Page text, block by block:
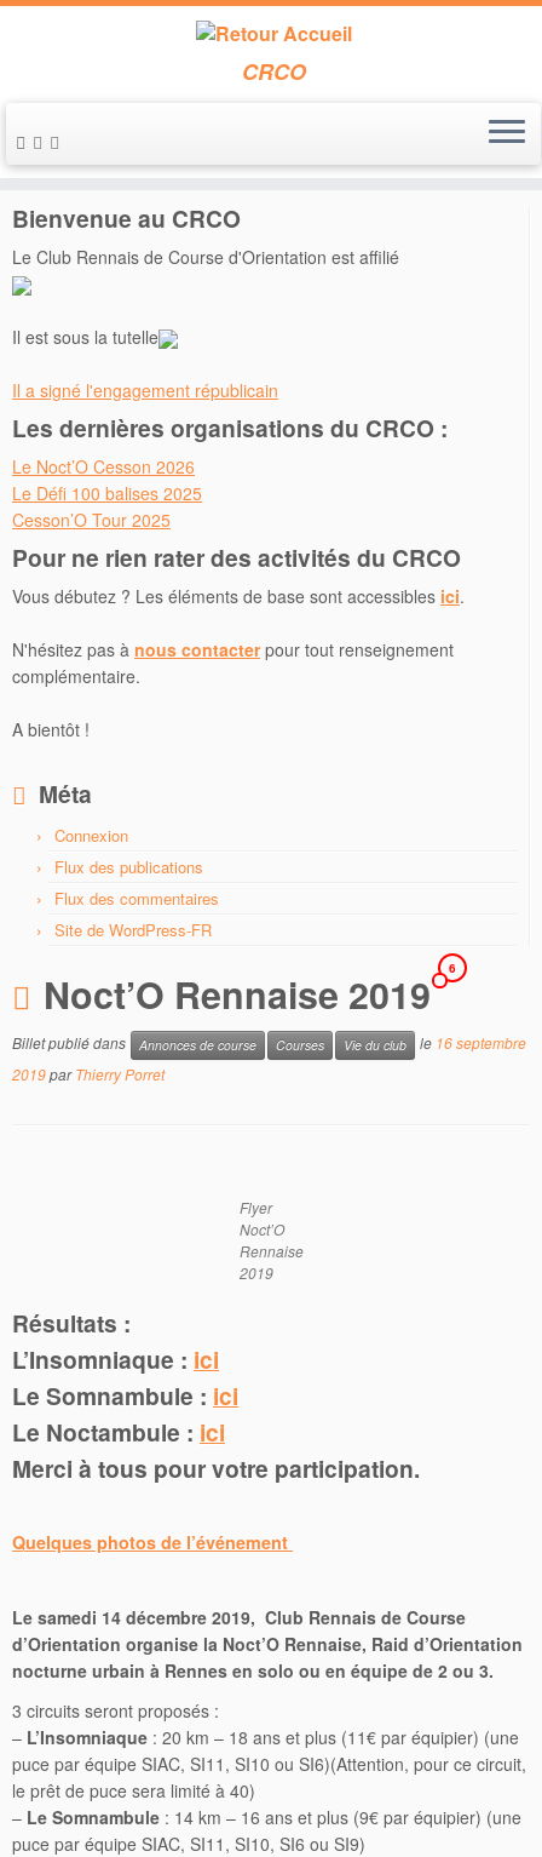
Passer
au
CRCO
Accueil » Annonces de course » Noct’O Rennaise 2019
Bienvenue au CRCO
Le Club Rennais de Course d'Orientation est affilié
Il est sous la tutelle
Il a signé l'engagement républicain
Les dernières organisations du CRCO :
Le Noct’O Cesson 2026
Le Défi 100 balises 2025
Cesson’O Tour 2025
Pour ne rien rater des activités du CRCO
Vous débutez ? Les éléments de base sont accessibles ici.
N'hésitez pas à nous contacterpour tout renseignement
complémentaire.
A bientôt !
Méta
Connexion
Flux des publications
Flux des commentaires
Site de WordPress-FR
Noct’O Rennaise 2019 6
Billet publié dans Annonces de course Courses Vie du club le 16 septembre
2019parThierry Porret
Flyer
Noct’O
Rennaise
2019
Résultats :
L’Insomniaque : ici
Le Somnambule : ici
Le Noctambule : ici
Merci à tous pour votre participation.
Quelques photos de l’événement
Le samedi 14 décembre 2019, Club Rennais de Course
d’Orientation organise la Noct’O Rennaise, Raid d’Orientation
nocturne urbain à Rennes en solo ou en équipe de 2 ou 3.
3 circuits seront proposés :
– L’Insomniaque : 20 km – 18 ans et plus (11€ par équipier) (une
puce par équipe SIAC, SI11, SI10 ou SI6)(Attention, pour ce circuit,
le prêt de puce sera limité à 40)
– Le Somnambule : 14 km – 16 ans et plus (9€ par équipier) (une
puce par équipe SIAC, SI11, SI10, SI6 ou SI9)